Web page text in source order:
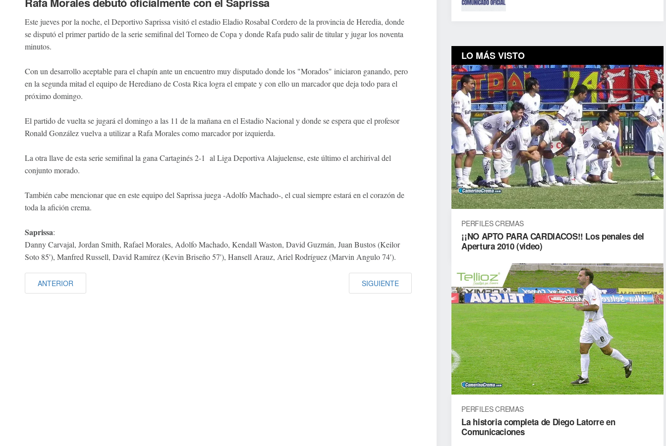
Este jueves por la noche, el Deportivo Saprissa visitó el estadio Eladio Rosabal Cordero de la provincia de Heredia, donde
se disputó el primer partido de la serie semifinal del Torneo de Copa y donde Rafa pudo salir de titular y jugar los noventa
minutos.
Con un desarrollo aceptable para el chapín ante un encuentro muy disputado donde los "Morados" iniciaron ganando, pero
en la segunda mitad el equipo de Herediano de Costa Rica logra el empate y con ello un marcador que deja todo para el
próximo domingo.
El partido de vuelta se jugará el domingo a las 11 de la mañana en el Estadio Nacional y donde se espera que el profesor
Ronald González vuelva a utilizar a Rafa Morales como marcador por izquierda.
La otra llave de esta serie semifinal la gana Cartaginés 2-1 al Liga Deportiva Alajuelense, este último el archirival del
conjunto morado.
También cabe mencionar que en este equipo del Saprissa juega -Adolfo Machado-, el cual siempre estará en el corazón de
toda la afición crema.
Saprissa:
Danny Carvajal, Jordan Smith, Rafael Morales, Adolfo Machado, Kendall Waston, David Guzmán, Juan Bustos (Keilor
Soto 85'), Manfred Russell, David Ramírez (Kevin Briseño 57'), Hansell Arauz, Ariel Rodríguez (Marvin Angulo 74').
ANTERIOR SIGUIENTE
LO MÁS VISTO
PERFILES CREMAS
¡¡NO APTO PARA CARDIACOS!! Los penales del
Apertura 2010 (video)
PERFILES CREMAS
La historia completa de Diego Latorre en
Comunicaciones